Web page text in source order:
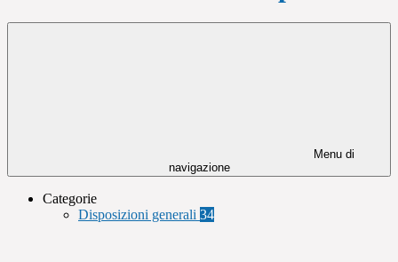
Menu di
navigazione
Categorie
Disposizioni generali 34